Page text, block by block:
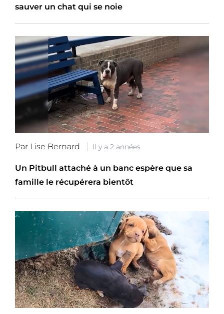
sauver un chat qui se noie
Par Lise Bernard Il y a 2 années
Un Pitbull attaché à un banc espère que sa
famille le récupérera bientôt